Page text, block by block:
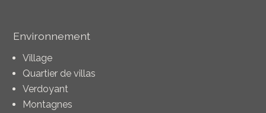
Environnement
Village
Quartier de villas
Verdoyant
Montagnes